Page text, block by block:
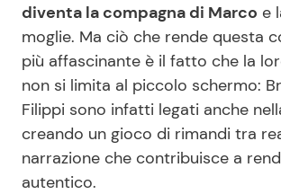
diventa la compagna di Marco e
moglie. Ma ciò che rende questa
più affascinante è il fatto che la
non si limita al piccolo schermo:
Filippi sono infatti legati anche
creando un gioco di rimandi tra
narrazione che contribuisce a
autentico.